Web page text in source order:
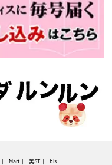
Mart 美ST bis